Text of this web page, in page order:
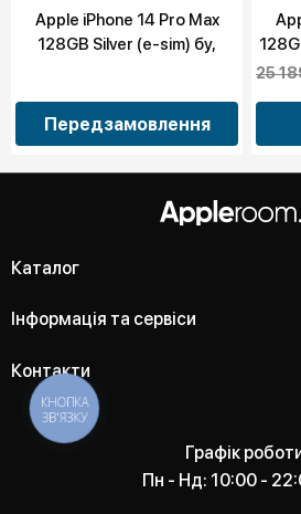
Apple iPhone 14 Pro Max
128GB Silver (e-sim) бу,
Передзамовлення
25
Каталог
Інформація та сервіси
Контакти
Графік
Пн - Нд: 10:00 -
КНОПКА
ЗВ'ЯЗКУ